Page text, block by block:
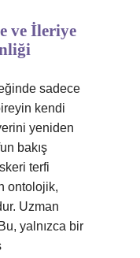
ve İleriye
sadece
kendi
yeniden
bakış
terfi
ontolojik,
Uzman
yalnızca bir